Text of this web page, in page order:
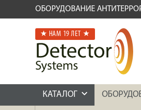
ОБОРУДОВАНИЕ
★ НАМ 19 ЛЕТ ★
КАТАЛОГ